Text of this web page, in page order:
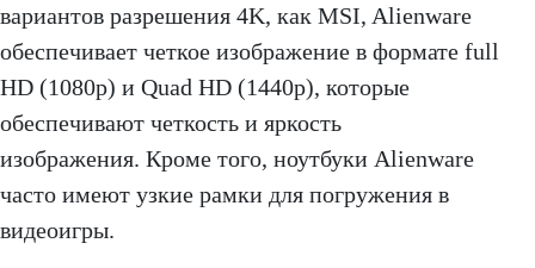
вариантов разрешения 4K, как MSI, Alienware
обеспечивает четкое изображение в формате full
HD (1080p) и Quad HD (1440p), которые
обеспечивают четкость и яркость
изображения. Кроме того, ноутбуки Alienware
часто имеют узкие рамки для погружения в
видеоигры.